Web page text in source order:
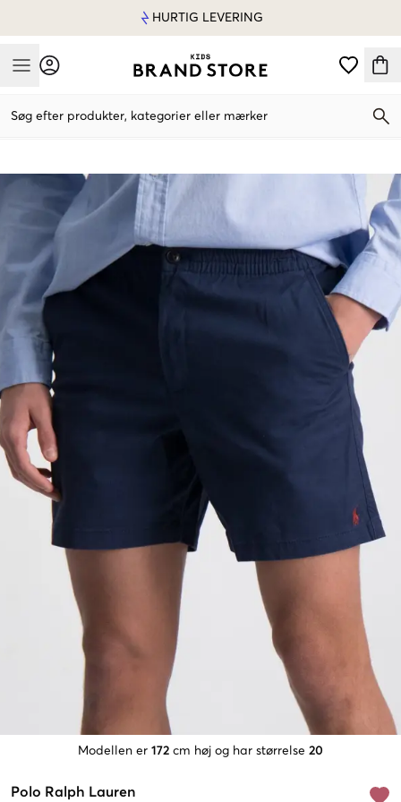
HURTIG LEVERING
Mobile Menu
Søg efter produkter, kategorier eller mærker
Modellen er 172 cm høj og har størrelse 20
Polo Ralph Lauren